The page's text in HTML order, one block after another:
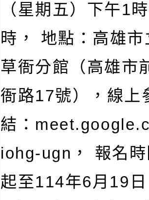
（星期五）下午1
時， 地點：高雄
草衙分館（高雄市
衙路17號），線上
結：
iohg-ugn， 報名
起至114年6月19